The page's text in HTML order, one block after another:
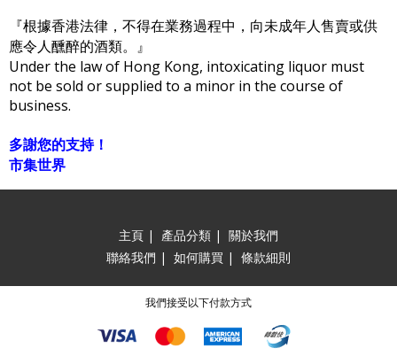
『根據香港法律，不得在業務過程中，向未成年人售賣或供
應令人醺醉的酒類。』
Under the law of Hong Kong, intoxicating liquor must
not be sold or supplied to a minor in the course of
business.
多謝您的支持！
市集世界
主頁 | 產品分類 | 關於我們
聯絡我們 | 如何購買 | 條款細則
我們接受以下付款方式